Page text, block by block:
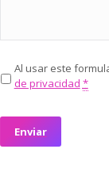
Privacidad *
Al usar este
de privacidad *